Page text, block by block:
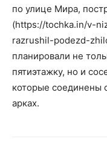
по улице Мира,
(https://tochka.in/v-
razrushil-podezd-
планировали не
пятиэтажку, но и
которые
арках.